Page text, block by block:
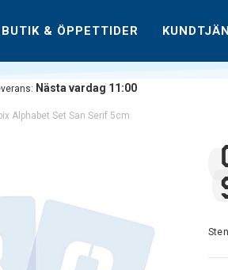
BUTIK & ÖPPETTIDER
Nästa vardag 11:00
Alphabet Set San Serif 5cm